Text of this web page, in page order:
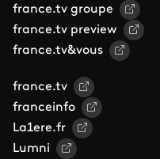
france.tv groupe
france.tv preview
france.tv&vous
france.tv
franceinfo
La1ere.fr
Lumni